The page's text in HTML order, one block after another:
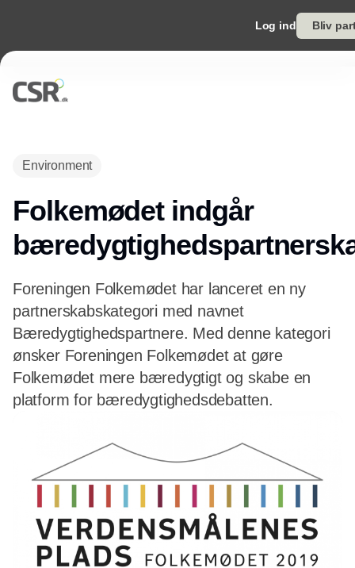
Log ind Bliv
Environment
Folkemødet indgår
Foreningen Folkemødet har lanceret en ny
partnerskabskategori med navnet
Bæredygtighedspartnere. Med denne kategori
ønsker Foreningen Folkemødet at gøre
Folkemødet mere bæredygtigt og skabe en
platform for bæredygtighedsdebatten.